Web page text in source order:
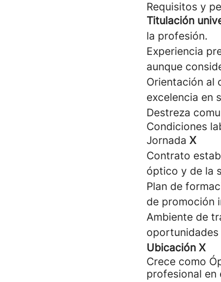
Requisitos y
Titulación
la profesión.
Experiencia
aunque
Orientación al
excelencia en
Destreza
Condiciones
Jornada X
Contrato
óptico y de la
Plan de
de promoción
Ambiente de
Ubicación X
Crece como
profesional